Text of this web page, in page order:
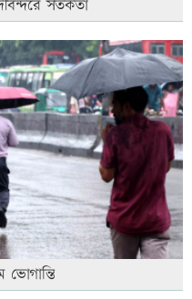
সতর্কতা
ভোগান্তি